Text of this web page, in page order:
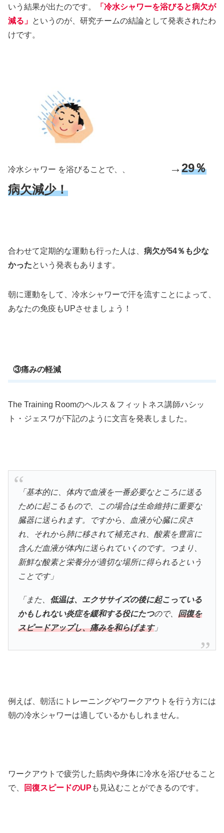
いう結果が出たのです。
「冷水シャワーを浴びると病欠が
減る」 というのが、研究チームの結論として発表されたわ
けです。
冷水シャワー を浴びることで、、 →29％
病欠減少！
合わせて定期的な運動も行った人は、 病欠が54％も少な
かったという発表もあります。
朝に運動をして、冷水シャワーで汗を流すことによって、
あなたの免疫もUPさせましょう！
③痛みの軽減
The Training Roomのヘルス＆フィットネス講師ハシッ
ト・ジェスワが下記のように文言を発表しました。
「基本的に、体内で血液を一番必要なところに送る
ために起こるもので、この場合は生命維持に重要な
臓器に送られます。ですから、血液が心臓に戻さ
れ、それから肺に移されて補充され、酸素を豊富に
含んだ血液が体内に送られていくのです。つまり、
新鮮な酸素と栄養分が適切な場所に得られるという
ことです」
「また、 低温は、エクササイズの後に起こっている
かもしれない炎症を緩和する役にたつので、回復を
スピードアップし、痛みを和らげます」
例えば、朝活にトレーニングやワークアウトを行う方には
朝の冷水シャワーは適しているかもしれません。
ワークアウトで疲労した筋肉や身体に冷水を浴びせること
で、
回復スピードのUP も見込むことができるのです。